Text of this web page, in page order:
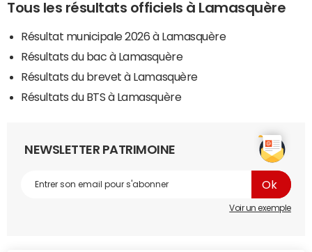
Tous les résultats officiels à Lamasquère
Résultat municipale 2026 à Lamasquère
Résultats du bac à Lamasquère
Résultats du brevet à Lamasquère
Résultats du BTS à Lamasquère
NEWSLETTER PATRIMOINE
Voir un exemple